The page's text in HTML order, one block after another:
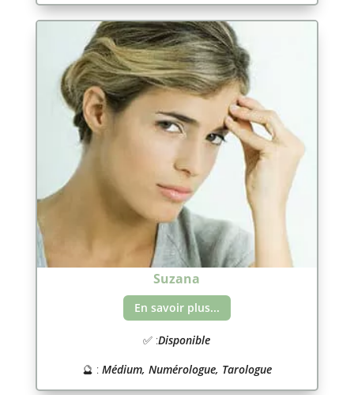
Suzana
En savoir plus...
✅ :Disponible
🔮 : Médium, Numérologue, Tarologue